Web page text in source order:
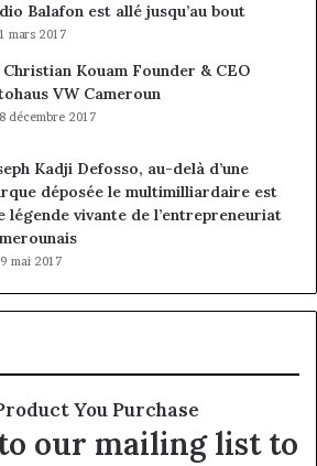
Balafon est allé jusqu’au bout
mars 2017
Kouam Founder & CEO
VW Cameroun
décembre 2017
Kadji Defosso, au-delà d’une
déposée le multimilliardaire est
légende vivante de l’entrepreneuriat
mai 2017
You Purchase
our mailing list to